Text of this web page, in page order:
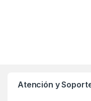
Atención y